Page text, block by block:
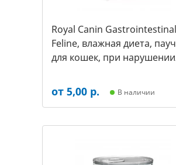
Royal Canin Gastrointestinal
Feline, влажная диета,
для кошек, при нарушении
(1уп*12шт) (3557)
от 5,00 р. В наличии